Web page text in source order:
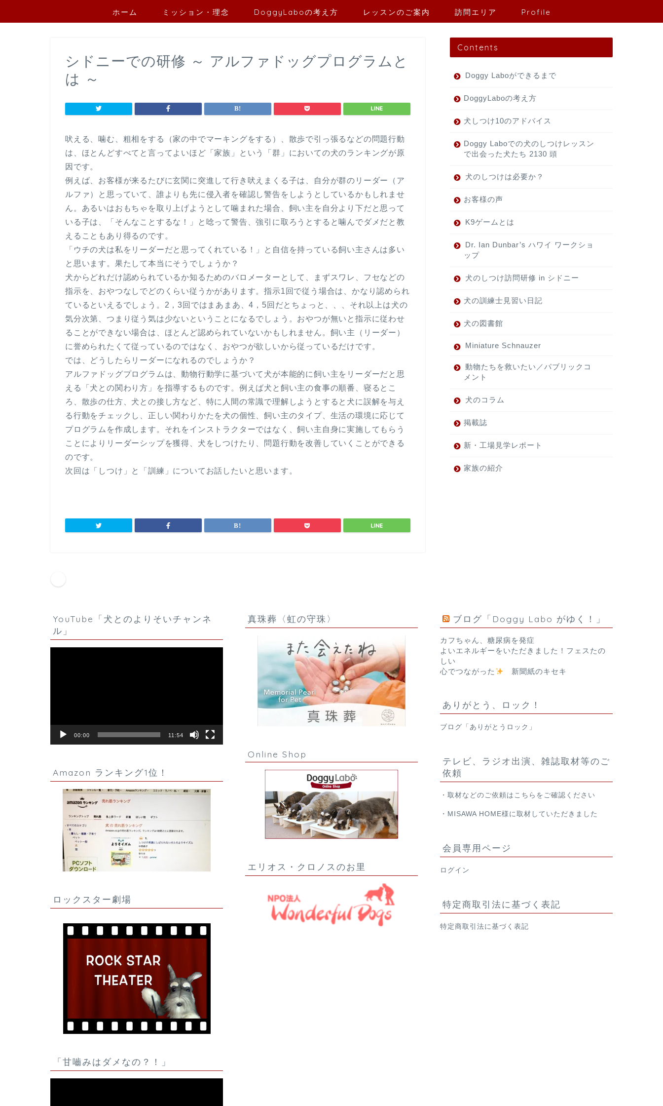
ホーム ミッション・理念 DoggyLaboの考え方 レッスンのご案内 訪問エリア Profile
シドニーでの研修 ～ アルファドッグプログラムと
は ～
吠える、噛む、粗相をする（家の中でマーキングをする）、散歩で引っ張るなどの問題行動
は、ほとんどすべてと言ってよいほど「家族」という「群」においての犬のランキングが原
因です。
例えば、お客様が来るたびに玄関に突進して行き吠えまくる子は、自分が群のリーダー（ア
ルファ）と思っていて、誰よりも先に侵入者を確認し警告をしようとしているかもしれませ
ん。あるいはおもちゃを取り上げようとして噛まれた場合、飼い主を自分より下だと思って
いる子は、「そんなことするな！」と唸って警告、強引に取ろうとすると噛んでダメだと教
えることもあり得るのです。
「ウチの犬は私をリーダーだと思ってくれている！」と自信を持っている飼い主さんは多い
と思います。果たして本当にそうでしょうか？
犬からどれだけ認められているか知るためのバロメーターとして、まずスワレ、フセなどの
指示を、おやつなしでどのくらい従うかがあります。指示1回で従う場合は、かなり認められ
ているといえるでしょう。2，3回ではまあまあ、4，5回だとちょっと、、、それ以上は犬の
気分次第、つまり従う気は少ないということになるでしょう。おやつが無いと指示に従わせ
ることができない場合は、ほとんど認められていないかもしれません。飼い主（リーダー）
に誉められたくて従っているのではなく、おやつが欲しいから従っているだけです。
では、どうしたらリーダーになれるのでしょうか？
アルファドッグプログラムは、動物行動学に基づいて犬が本能的に飼い主をリーダーだと思
える「犬との関わり方」を指導するものです。例えば犬と飼い主の食事の順番、寝るとこ
ろ、散歩の仕方、犬との接し方など、特に人間の常識で理解しようとすると犬に誤解を与え
る行動をチェックし、正しい関わりかたを犬の個性、飼い主のタイプ、生活の環境に応じて
プログラムを作成します。それをインストラクターではなく、飼い主自身に実施してもらう
ことによりリーダーシップを獲得、犬をしつけたり、問題行動を改善していくことができる
のです。
次回は「しつけ」と「訓練」についてお話したいと思います。
Contents
Doggy Laboができるまで
DoggyLaboの考え方
犬しつけ10のアドバイス
Doggy Laboでの犬のしつけレッスン
で出会った犬たち 2130 頭
犬のしつけは必要か？
お客様の声
K9ゲームとは
Dr. Ian Dunbar’s ハワイ ワークショ
ップ
犬のしつけ訪問研修 in シドニー
犬の訓練士見習い日記
犬の図書館
Miniature Schnauzer
動物たちを救いたい／パブリックコ
メント
犬のコラム
掲載誌
新・工場見学レポート
家族の紹介
YouTube「犬とのよりそいチャンネ
ル」
00:00 11:54
Amazon ランキング1位！
ロックスター劇場
「甘嚙みはダメなの？！」
真珠葬〈虹の守珠〉
Online Shop
エリオス・クロノスのお里
ブログ「Doggy Labo がゆく！」
カフちゃん、糖尿病を発症
よいエネルギーをいただきました！フェスたの
しい
心でつながった
新聞紙のキセキ
ありがとう、ロック！
ブログ「ありがとうロック」
テレビ、ラジオ出演、雑誌取材等のご
依頼
・取材などのご依頼は こちら をご確認ください
・ MISAWA HOME様 に取材していただきました
会員専用ページ
ログイン
特定商取引法に基づく表記
特定商取引法に基づく表記